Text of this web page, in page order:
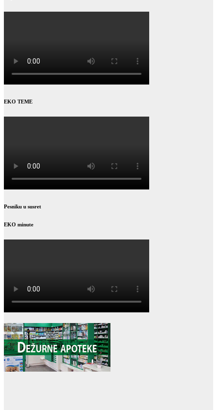
EKO TEME
Pesniku u susret
EKO minute